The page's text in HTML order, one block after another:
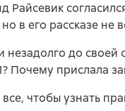
Райсевик
в его рассказе не
до своей
Почему прислала
чтобы узнать